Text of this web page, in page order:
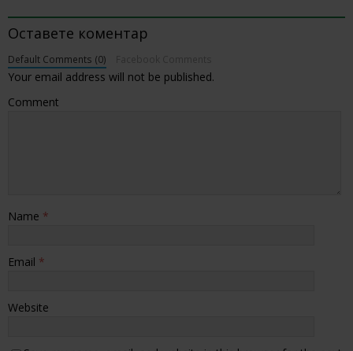
Оставете коментар
Default Comments (0)
Your email address will not be published.
Comment
Name *
Email *
Website